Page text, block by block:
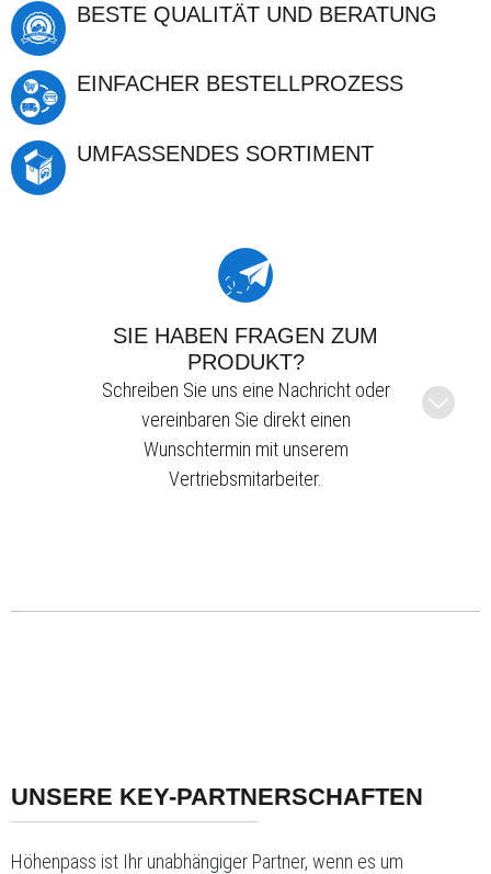
BESTE QUALITÄT UND BERATUNG
EINFACHER BESTELLPROZESS
UMFASSENDES SORTIMENT
SIE HABEN FRAGEN ZUM
PRODUKT?
Schreiben Sie uns eine Nachricht oder
vereinbaren Sie direkt einen
Wunschtermin mit unserem
Vertriebsmitarbeiter.
UNSERE KEY-PARTNERSCHAFTEN
Höhenpass ist Ihr unabhängiger Partner, wenn es um